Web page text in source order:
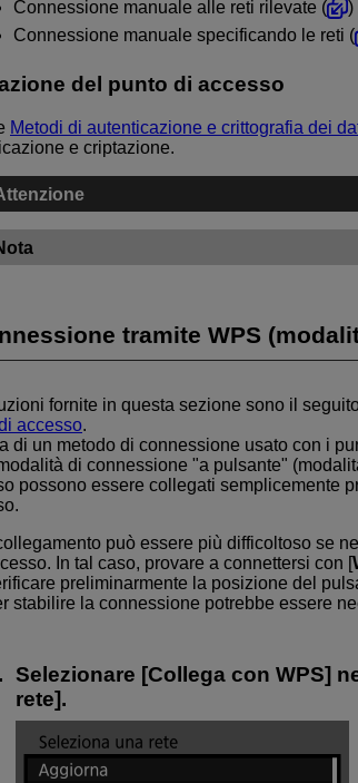
Connessione manuale alle reti rilevate (
)
Connessione manuale specificando le reti (
del punto di accesso
Metodi di autenticazione e crittografia dei
e criptazione.
tramite WPS
fornite in questa sezione sono il
accesso.
di un metodo di connessione usato con i
di connessione "a pulsante"
possono essere collegati semplicemente
collegamento può essere più difficoltoso se
In tal caso, provare a connettersi con [
preliminarmente la posizione del
stabilire la connessione potrebbe essere
Selezionare [Collega con WPS]
rete].